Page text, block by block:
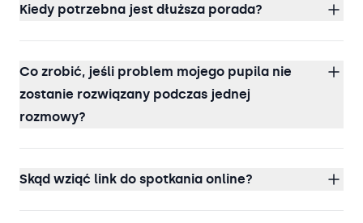
Kiedy potrzebna jest dłuższa porada?
Co zrobić, jeśli problem mojego pupila nie
zostanie rozwiązany podczas jednej
rozmowy?
Skąd wziąć link do spotkania online?